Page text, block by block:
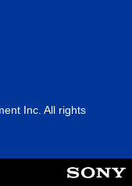
Inc. All rights